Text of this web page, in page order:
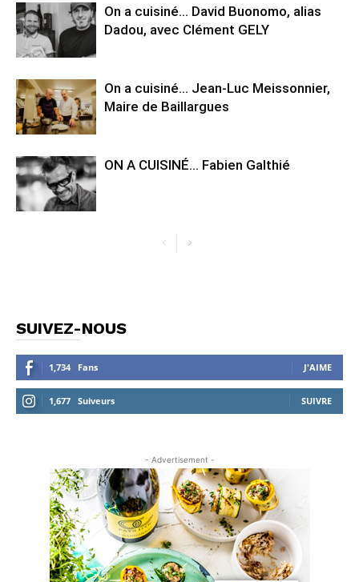
On a cuisiné… David Buonomo, alias
Dadou, avec Clément GELY
On a cuisiné… Jean-Luc Meissonnier,
Maire de Baillargues
ON A CUISINÉ… Fabien Galthié
SUIVEZ-NOUS
1,734 Fans J'AIME
1,677 Suiveurs SUIVRE
- Advertisement -